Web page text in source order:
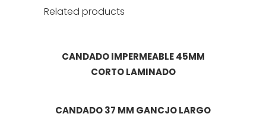
Related products
CANDADO IMPERMEABLE 45MM
CORTO LAMINADO
CANDADO 37 MM GANCJO LARGO